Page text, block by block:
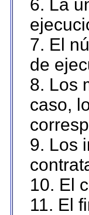
6. La
7. El
de
8. Los
caso,
9. Los
10. El
11. El